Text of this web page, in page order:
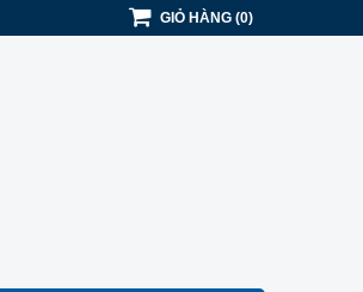
GIỎ HÀNG (0)